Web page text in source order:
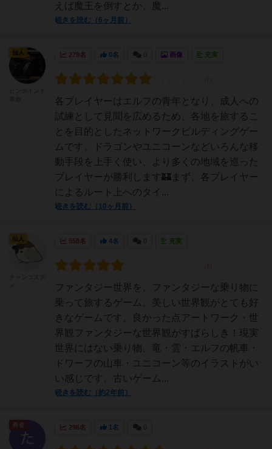
えば魔王を倒すとか、魔...
続きを読む（6ヶ月前）
279名 0名 画像 充実
各プレイヤーはエルフの青年となり、成人への
試練として見聞を広めるため、各地を旅するこ
とを目的としたネットワークビルディングゲー
ムです。ドラゴンやユニコーンなどいろんな移
動手段を上手く使い、より多くの地域を巡った
プレイヤーが勝利します🏰まず、各プレイヤー
によるルート上へのタイ...
続きを読む（10ヶ月前）
仙人
558名 4名 充実
ファンタジー世界を、ファンタジーな乗り物に
乗って旅するゲーム。美しい世界観がとても好
きなゲームです。良かった点アートワーク・世
界観ファンタジーな世界観がすばらしき！現実
世界にはない乗り物、竜・雲・エルフの帆車・
ドワーフの山車・ユニコーン等のイラストがい
い感じです。古いゲーム...
続きを読む（約2年前）
仙人
296名 1名